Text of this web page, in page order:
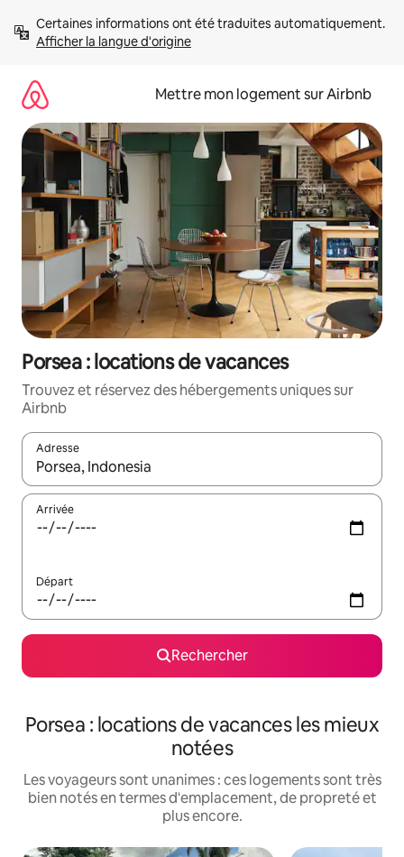
directement
Afficher la langue d'origine
Mettre mon logement sur Airbnb
Porsea : locations de vacances
Trouvez et réservez des hébergements uniques sur
Airbnb
Adresse
Lorsque les résultats s'affichent, utilisez les flèches vers le
Arrivée
Départ
Rechercher
Porsea : locations de vacances les mieux
notées
Les voyageurs sont unanimes : ces logements sont très
bien notés en termes d'emplacement, de propreté et
plus encore.